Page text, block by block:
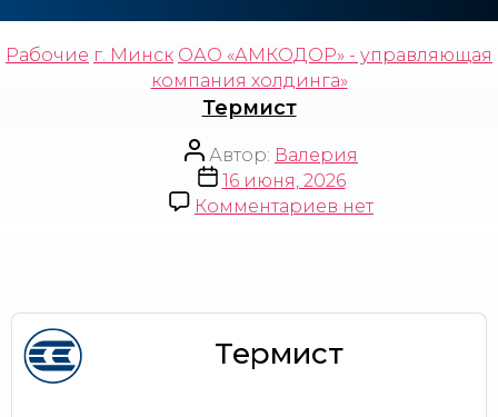
Рабочие г. Минск ОАО «АМКОДОР» - управляющая
компания холдинга»
Термист
Автор: Валерия
16 июня, 2026
Комментариев нет
Термист